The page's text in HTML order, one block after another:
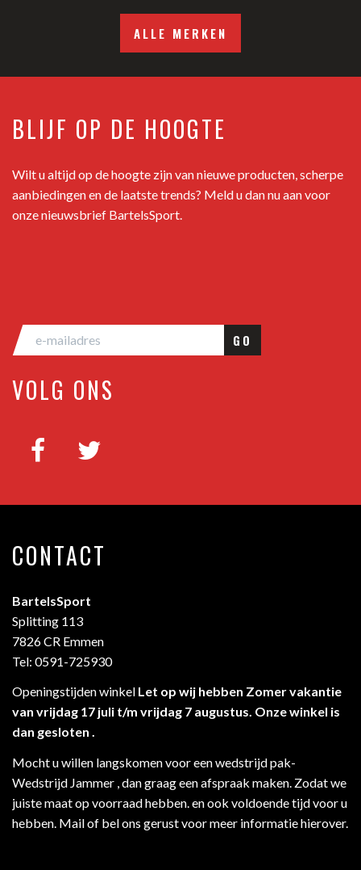
ALLE MERKEN
BLIJF OP DE HOOGTE
Wilt u altijd op de hoogte zijn van nieuwe producten, scherpe
aanbiedingen en de laatste trends? Meld u dan nu aan voor
onze nieuwsbrief BartelsSport.
GO
VOLG ONS
CONTACT
BartelsSport
Splitting 113
7826 CR Emmen
Tel: 0591-725930
Openingstijden winkel Let op wij hebben Zomer vakantie
van vrijdag 17 juli t/m vrijdag 7 augustus. Onze winkel is
dan gesloten .
Mocht u willen langskomen voor een wedstrijd pak-
Wedstrijd Jammer , dan graag een afspraak maken. Zodat we
juiste maat op voorraad hebben. en ook voldoende tijd voor u
hebben. Mail of bel ons gerust voor meer informatie hierover.